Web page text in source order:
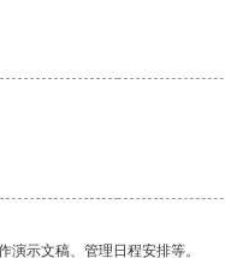
示文稿、管理日程安排等。